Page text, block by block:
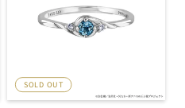
SOLD OUT